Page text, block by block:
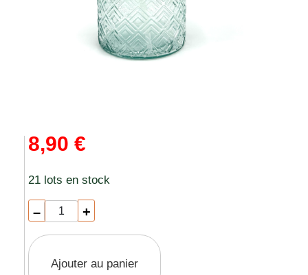
8,90 €
21 lots en stock
– +
Ajouter au panier